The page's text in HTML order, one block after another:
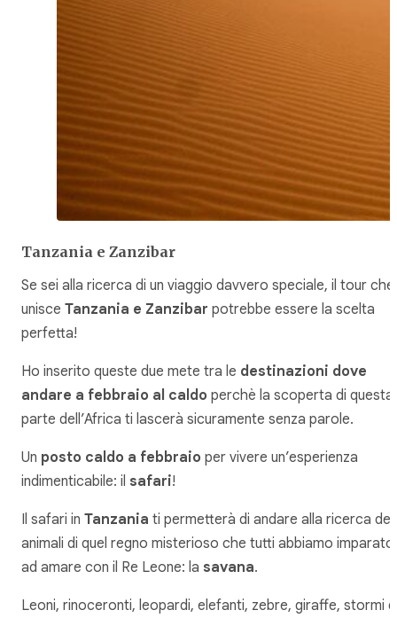
Tanzania e Zanzibar
Se sei alla ricerca di un viaggio davvero speciale, il tour che
unisce Tanzania e Zanzibar potrebbe essere la scelta
perfetta!
Ho inserito queste due mete tra le destinazioni dove
andare a febbraio al caldo perchè la scoperta di questa
parte dell’Africa ti lascerà sicuramente senza parole.
Un posto caldo a febbraio per vivere un’esperienza
indimenticabile: il safari!
Il safari in Tanzania ti permetterà di andare alla ricerca
animali di quel regno misterioso che tutti abbiamo imparato
ad amare con il Re Leone: la savana.
Leoni, rinoceronti, leopardi, elefanti, zebre, giraffe, stormi